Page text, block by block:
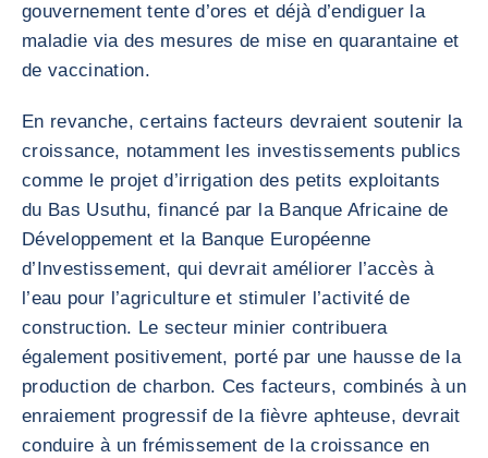
gouvernement tente d’ores et déjà d’endiguer la
maladie via des mesures de mise en quarantaine et
de vaccination.
En revanche, certains facteurs devraient soutenir la
croissance, notamment les investissements publics
comme le projet d’irrigation des petits exploitants
du Bas Usuthu, financé par la Banque Africaine de
Développement et la Banque Européenne
d’Investissement, qui devrait améliorer l’accès à
l’eau pour l’agriculture et stimuler l’activité de
construction. Le secteur minier contribuera
également positivement, porté par une hausse de la
production de charbon. Ces facteurs, combinés à un
enraiement progressif de la fièvre aphteuse, devrait
conduire à un frémissement de la croissance en